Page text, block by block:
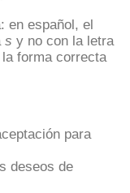
en español, el
s y no con la letra
la forma correcta
para
deseos de